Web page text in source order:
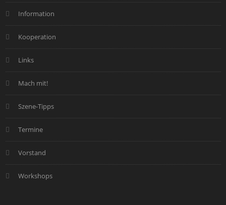
Information
Kooperation
Links
Mach mit!
Szene-Tipps
Termine
Vorstand
Workshops